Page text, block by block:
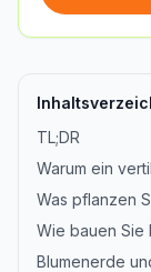
TL;DR
Warum ein
Was pflanzen
Wie bauen Sie
Blumenerde